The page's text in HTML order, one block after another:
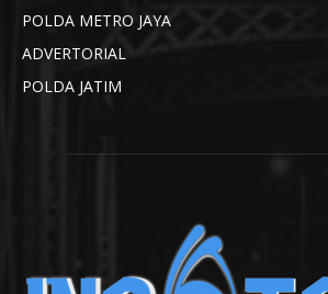
POLDA METRO JAYA
ADVERTORIAL
POLDA JATIM